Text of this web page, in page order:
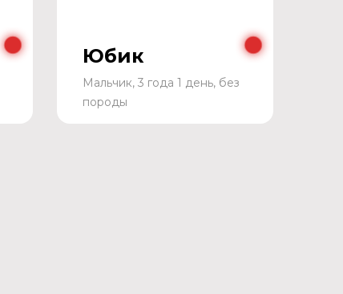
Юбик
Мальчик, 3 года 1 день, без
породы